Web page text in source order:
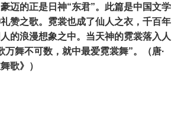
迈的正是日神“东君”。此篇是中国文学
赞之歌。霓裳也成了仙人之衣，千百年
的浪漫想象之中。当天神的霓裳落入人
万舞不可数，就中最爱霓裳舞”。（唐·
歌》）